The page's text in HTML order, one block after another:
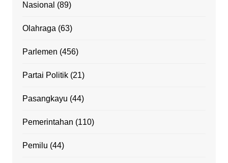
Nasional (89)
Olahraga (63)
Parlemen (456)
Partai Politik(21)
Pasangkayu (44)
Pemerintahan (110)
Pemilu (44)